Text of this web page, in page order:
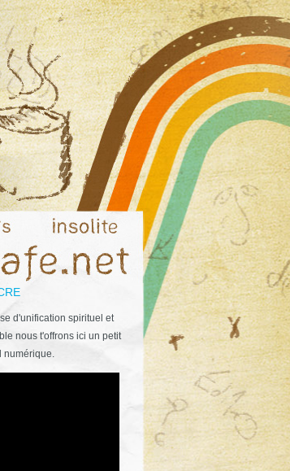
d'unification spirituel et
nous t'offrons ici un petit
numérique.